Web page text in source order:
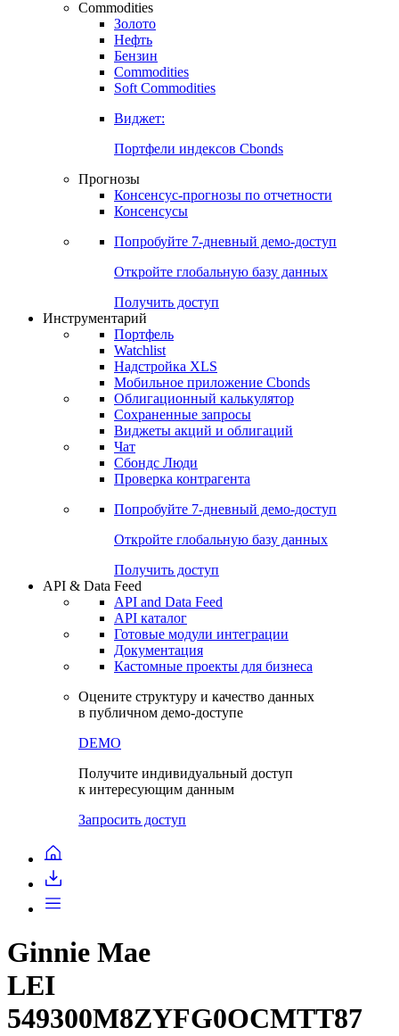
Commodities
Золото
Нефть
Бензин
Commodities
Soft Commodities
Виджет:
Портфели индексов Cbonds
Прогнозы
Консенсус-прогнозы по отчетности
Консенсусы
Попробуйте 7-дневный демо-доступ
Откройте глобальную базу данных
Получить доступ
Инструментарий
Портфель
Watchlist
Надстройка XLS
Мобильное приложение Cbonds
Облигационный калькулятор
Сохраненные запросы
Виджеты акций и облигаций
Чат
Сбондс Люди
Проверка контрагента
Попробуйте 7-дневный демо-доступ
Откройте глобальную базу данных
Получить доступ
API & Data Feed
API and Data Feed
API каталог
Готовые модули интеграции
Документация
Кастомные проекты для бизнеса
Оцените структуру и качество данных
в публичном демо-доступе
DEMO
Получите индивидуальный доступ
к интересующим данным
Запросить доступ
Ginnie Mae
LEI
549300M8ZYFG0OCMTT87